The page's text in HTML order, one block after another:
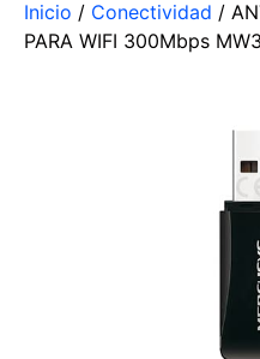
Inicio / Conectividad /
PARA WIFI 300Mbps